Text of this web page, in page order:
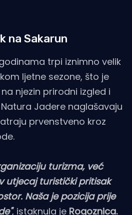
na Sakarun
trpi iznimno velik
ljetne sezone, što je
njezin prirodni izgled i
Jadere naglašavaju
prvenstveno kroz
turizma, već
utjecaj turistički pritisak
Naša je pozicija prije
, istaknula je Rogoznica.